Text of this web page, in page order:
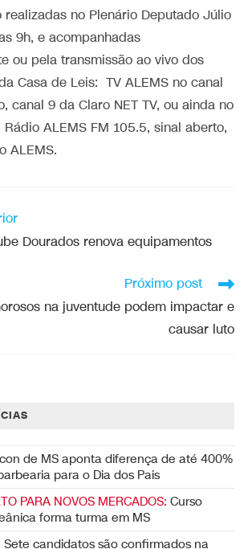
realizadas no Plenário Deputado Júlio
9h, e acompanhadas
ou pela transmissão ao vivo dos
Casa de Leis: TV ALEMS no canal
canal 9 da Claro NET TV, ou ainda no
Rádio ALEMS FM 105.5, sinal aberto,
ALEMS.
Dourados renova equipamentos
Próximo post
na juventude podem impactar e
causar luto
de MS aponta diferença de até 400%
para o Dia dos Pais
PARA NOVOS MERCADOS: Curso
forma turma em MS
Sete candidatos são confirmados na